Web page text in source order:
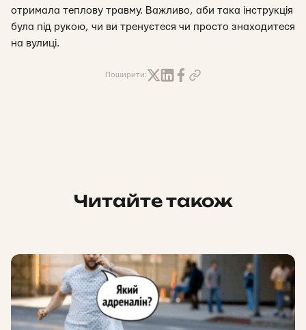
отримала теплову травму. Важливо, аби така інструкція
була під рукою, чи ви тренуєтеся чи просто знаходитеся
на вулиці.
Поширити:
Читайте також